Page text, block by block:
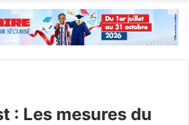
: Les mesures du